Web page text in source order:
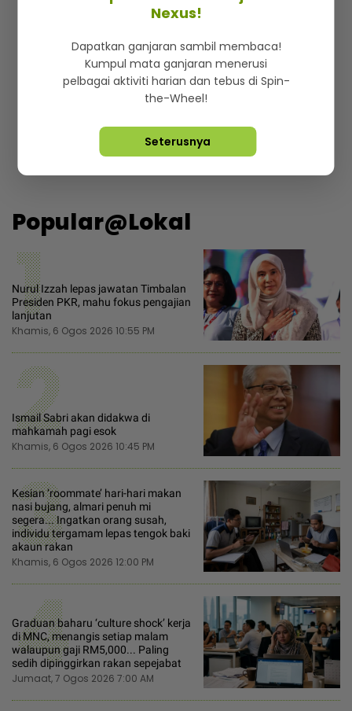
Popular@Lokal
1
Nurul Izzah lepas jawatan Timbalan
Presiden PKR, mahu fokus pengajian
lanjutan
Khamis, 6 Ogos 2026 10:55 PM
2
Ismail Sabri akan didakwa di
mahkamah pagi esok
Khamis, 6 Ogos 2026 10:45 PM
3
Kesian ‘roommate’ hari-hari makan
nasi bujang, almari penuh mi
segera... Ingatkan orang susah,
individu tergamam lepas tengok baki
akaun rakan
Khamis, 6 Ogos 2026 12:00 PM
4
Graduan baharu ‘culture shock’ kerja
di MNC, menangis setiap malam
walaupun gaji RM5,000... Paling
sedih dipinggirkan rakan sepejabat
Jumaat, 7 Ogos 2026 7:00 AM
Nexus!
Dapatkan ganjaran sambil membaca!
Kumpul mata ganjaran menerusi
pelbagai aktiviti harian dan tebus di Spin-
the-Wheel!
Seterusnya